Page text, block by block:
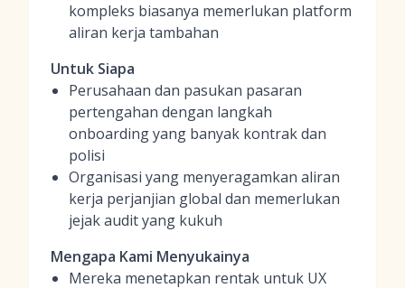
kompleks biasanya memerlukan platform
aliran kerja tambahan
Untuk Siapa
Perusahaan dan pasukan pasaran
pertengahan dengan langkah
onboarding yang banyak kontrak dan
polisi
Organisasi yang menyeragamkan aliran
kerja perjanjian global dan memerlukan
jejak audit yang kukuh
Mengapa Kami Menyukainya
Mereka menetapkan rentak untuk UX